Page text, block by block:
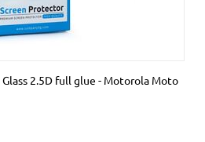
2.5D full glue - Motorola Moto